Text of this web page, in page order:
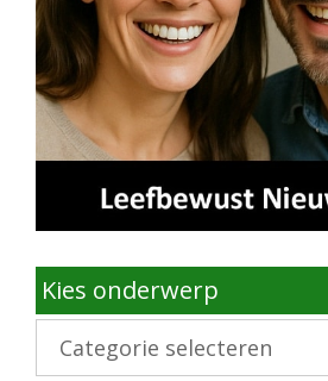
Kies onderwerp
Kies
onderwerp